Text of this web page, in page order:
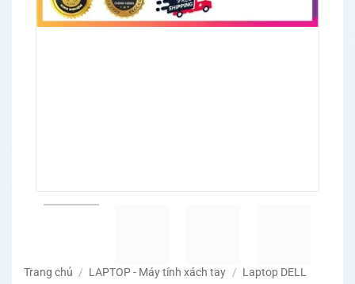
Trang chủ / LAPTOP - Máy tính xách tay / Laptop DELL